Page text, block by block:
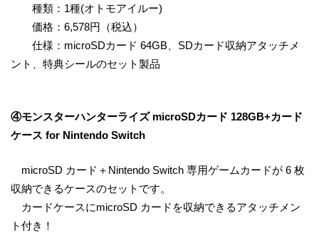
種類：1種(オトモアイルー)
価格：6,578円（税込）
仕様：microSDカード 64GB、SDカード収納アタッチメ
ント、特典シールのセット製品
④モンスターハンターライズ microSDカード 128GB+カード
ケース for Nintendo Switch
microSD カード＋Nintendo Switch 専用ゲームカードが 6 枚
収納できるケースのセットです。
カードケースにmicroSD カードを収納できるアタッチメン
ト付き！